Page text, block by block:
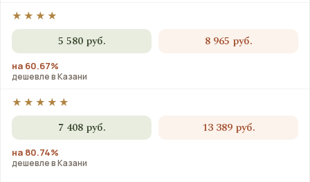
★★★★
5 580 руб. 8 965 руб.
на 60.67%
дешевле в Казани
★★★★★
7 408 руб. 13 389 руб.
на 80.74%
дешевле в Казани